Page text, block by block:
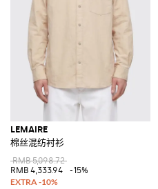
LEMAIRE
棉丝混纺衬衫
RMB 5,098.72
RMB 4,333.94
-15%